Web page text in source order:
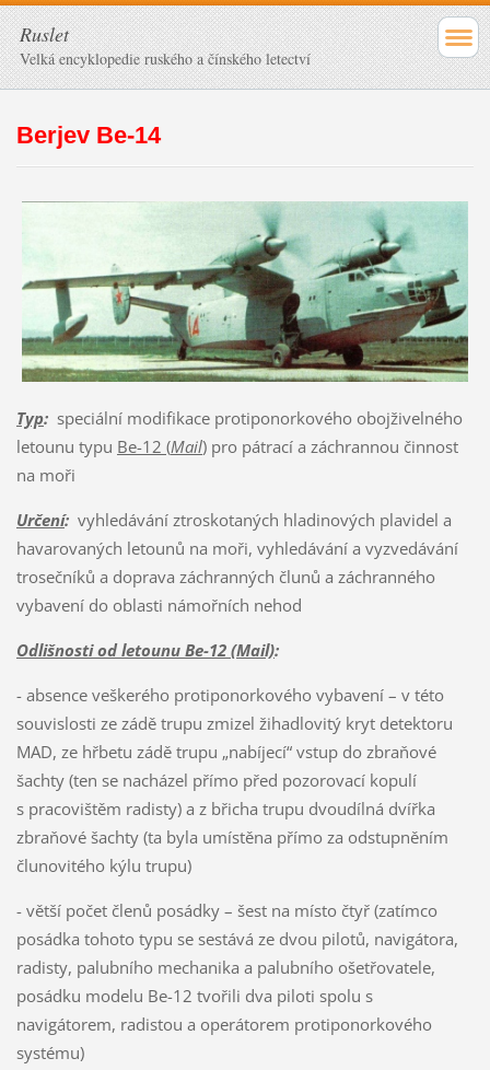
Ruslet
Velká encyklopedie ruského a čínského letectví
Berjev Be-14
Typ:speciální modifikace protiponorkového obojživelného
letounu typu Be-12 (Mail)pro pátrací a záchrannou činnost
na moři
Určení:vyhledávání ztroskotaných hladinových plavidel a
havarovaných letounů na moři, vyhledávání a vyzvedávání
trosečníků a doprava záchranných člunů a záchranného
vybavení do oblasti námořních nehod
Odlišnosti od letounu Be-12 (Mail):
- absence veškerého protiponorkového vybavení – v této
souvislosti ze zádě trupu zmizel žihadlovitý kryt detektoru
MAD, ze hřbetu zádě trupu „nabíjecí“ vstup do zbraňové
šachty (ten se nacházel přímo před pozorovací kopulí
s pracovištěm radisty) a z břicha trupu dvoudílná dvířka
zbraňové šachty (ta byla umístěna přímo za odstupněním
člunovitého kýlu trupu)
- větší počet členů posádky – šest na místo čtyř (zatímco
posádka tohoto typu se sestává ze dvou pilotů, navigátora,
radisty, palubního mechanika a palubního ošetřovatele,
posádku modelu Be-12 tvořili dva piloti spolu s
navigátorem, radistou a operátorem protiponorkového
systému)